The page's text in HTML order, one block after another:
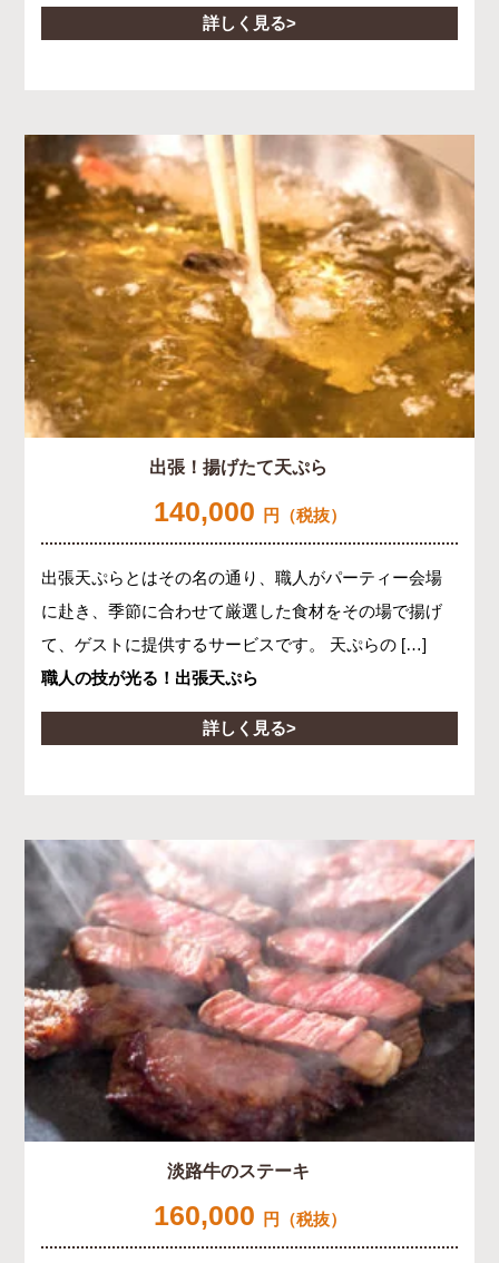
詳しく見る
出張！揚げたて天ぷら
140,000 円（税抜）
出張天ぷらとはその名の通り、職人がパーティー会場
に赴き、季節に合わせて厳選した食材をその場で揚げ
て、ゲストに提供するサービスです。 天ぷらの […]
職人の技が光る！出張天ぷら
詳しく見る
淡路牛のステーキ
160,000 円（税抜）